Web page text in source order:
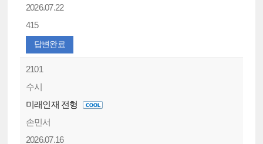
2026.07.22
415
답변완료
2101
수시
미래인재 전형
손민서
2026.07.16